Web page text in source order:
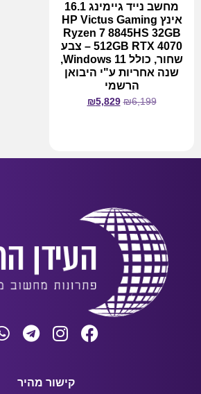
מחשב נייד גיימינג 16.1
אינץ HP Victus Gaming
Ryzen 7 8845HS 32GB
512GB RTX 4070 – צבע
שחור, כולל Windows 11,
שנה אחריות ע"י היבואן
הרשמי
₪6,199
₪5,829
קישור מהיר